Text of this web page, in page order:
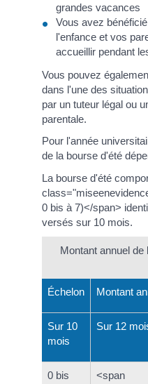
grandes vacances
Vous avez
l'enfance et vos
accueillir pendant
Vous pouvez
dans l'une des
par un tuteur légal ou
parentale.
Pour l'année
de la bourse d'été
La bourse d'été
0 bis à 7)</span>
versés sur 10 mois.
Montant annuel
Échelon Montant
Sur 10
mois
Sur 12
0 bis <span